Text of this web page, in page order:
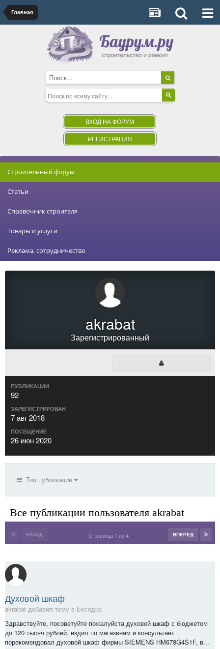
Главная
ВХОД НА ФОРУМ
РЕГИСТРАЦИЯ
Строительный форум
Статьи
Справочник строителя
Товары и услуги
Реклама, сотрудничество
akrabat
Зарегистрированный
ПУБЛИКАЦИИ
92
ЗАРЕГИСТРИРОВАН
7 авг 2018
ПОСЕЩЕНИЕ
26 июн 2020
Тип публикации
Все публикации пользователя akrabat
НАЗАД ВПЕРЁД
Страница 1 из 4
Духовой шкаф
akrabat добавил тему в Беседка
Здравствуйте, посоветуйте пожалуйста духовой шкаф с бюджетом
до 120 тысяч рублей, ездил по магазинам и консультант
порекомендовал духовой шкаф фирмы SIEMENS HM678G4S1F, в...